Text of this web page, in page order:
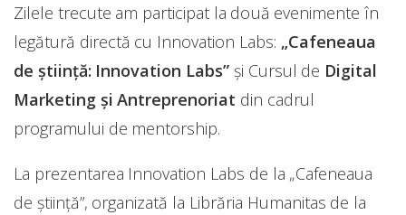
Zilele trecute am participat la două evenimente în
legătură directă cu Innovation Labs: „Cafeneaua
de ştiinţă: Innovation Labs” și Cursul de Digital
Marketing și Antreprenoriat din cadrul
programului de mentorship.
La prezentarea Innovation Labs de la „Cafeneaua
de ştiinţă”, organizată la Librăria Humanitas de la